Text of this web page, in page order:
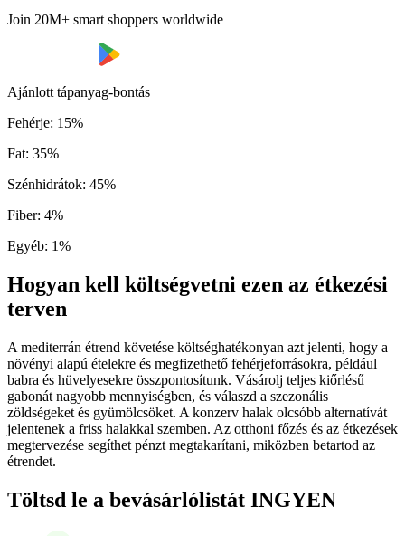
Join 20M+ smart shoppers worldwide
Ajánlott tápanyag-bontás
Fehérje: 15%
Fat: 35%
Szénhidrátok: 45%
Fiber: 4%
Egyéb: 1%
Hogyan kell költségvetni ezen az étkezési
terven
A mediterrán étrend követése költséghatékonyan azt jelenti, hogy a
növényi alapú ételekre és megfizethető fehérjeforrásokra, például
babra és hüvelyesekre összpontosítunk. Vásárolj teljes kiőrlésű
gabonát nagyobb mennyiségben, és válaszd a szezonális
zöldségeket és gyümölcsöket. A konzerv halak olcsóbb alternatívát
jelentenek a friss halakkal szemben. Az otthoni főzés és az étkezések
megtervezése segíthet pénzt megtakarítani, miközben betartod az
étrendet.
Töltsd le a bevásárlólistát INGYEN